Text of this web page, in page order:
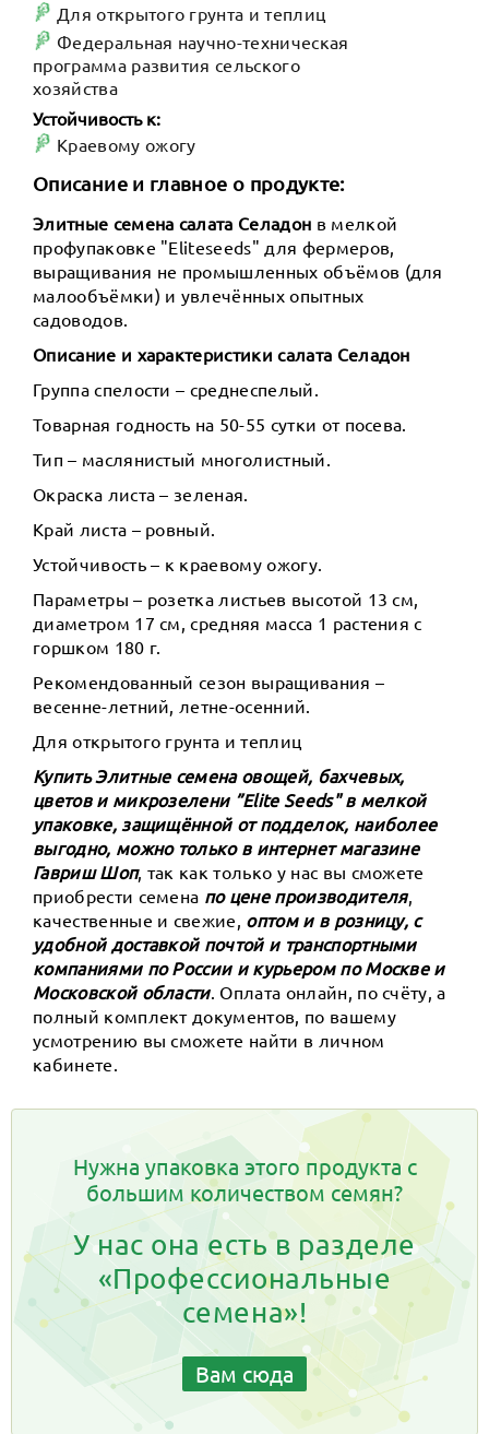
Для открытого грунта и теплиц
Федеральная научно-техническая
программа развития сельского
хозяйства
Устойчивость к:
Краевому ожогу
Описание и главное о продукте:
Элитные семена салата Селадон в мелкой
профупаковке "Eliteseeds" для фермеров,
выращивания не промышленных объёмов (для
малообъёмки) и увлечённых опытных
садоводов.
Описание и характеристики салата Селадон
Группа спелости – среднеспелый.
Товарная годность на 50-55 сутки от посева.
Тип – маслянистый многолистный.
Окраска листа – зеленая.
Край листа – ровный.
Устойчивость – к краевому ожогу.
Параметры – розетка листьев высотой 13 см,
диаметром 17 см, средняя масса 1 растения с
горшком 180 г.
Рекомендованный сезон выращивания –
весенне-летний, летне-осенний.
Для открытого грунта и теплиц
Купить Элитные семена овощей, бахчевых,
цветов и микрозелени ”Elite Seeds" в мелкой
упаковке, защищённой от подделок, наиболее
выгодно, можно только в интернет магазине
Гавриш Шоп, так как только у нас вы сможете
приобрести семена по цене производителя,
качественные и свежие, оптом и в розницу, с
удобной доставкой почтой и транспортными
компаниями по России и курьером по Москве и
Московской области. Оплата онлайн, по счёту, а
полный комплект документов, по вашему
усмотрению вы сможете найти в личном
кабинете.
Нужна упаковка этого продукта с
большим количеством семян?
У нас она есть в разделе
«Профессиональные
семена»!
Вам сюда